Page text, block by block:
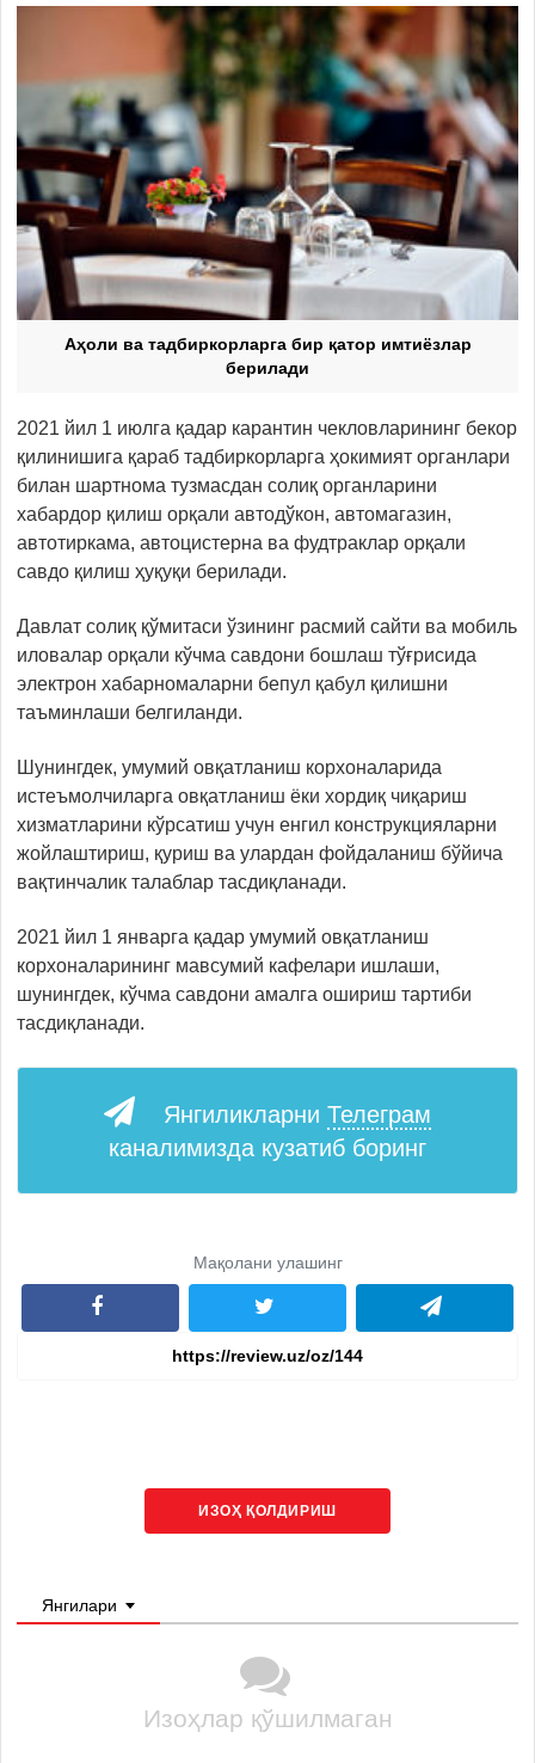
Аҳоли ва тадбиркорларга бир қатор имтиёзлар
берилади
2021 йил 1 июлга қадар карантин чекловларининг бекор
қилинишига қараб тадбиркорларга ҳокимият органлари
билан шартнома тузмасдан солиқ органларини
хабардор қилиш орқали автодўкон, автомагазин,
автотиркама, автоцистерна ва фудтраклар орқали
савдо қилиш ҳуқуқи берилади.
Давлат солиқ қўмитаси ўзининг расмий сайти ва мобиль
иловалар орқали кўчма савдони бошлаш тўғрисида
электрон хабарномаларни бепул қабул қилишни
таъминлаши белгиланди.
Шунингдек, умумий овқатланиш корхоналарида
истеъмолчиларга овқатланиш ёки хордиқ чиқариш
хизматларини кўрсатиш учун енгил конструкцияларни
жойлаштириш, қуриш ва улардан фойдаланиш бўйича
вақтинчалик талаблар тасдиқланади.
2021 йил 1 январга қадар умумий овқатланиш
корхоналарининг мавсумий кафелари ишлаши,
шунингдек, кўчма савдони амалга ошириш тартиби
тасдиқланади.
Янгиликларни Телеграм
каналимизда кузатиб боринг
Мақолани улашинг
ИЗОҲ ҚОЛДИРИШ
Янгилари
Изоҳлар қўшилмаган